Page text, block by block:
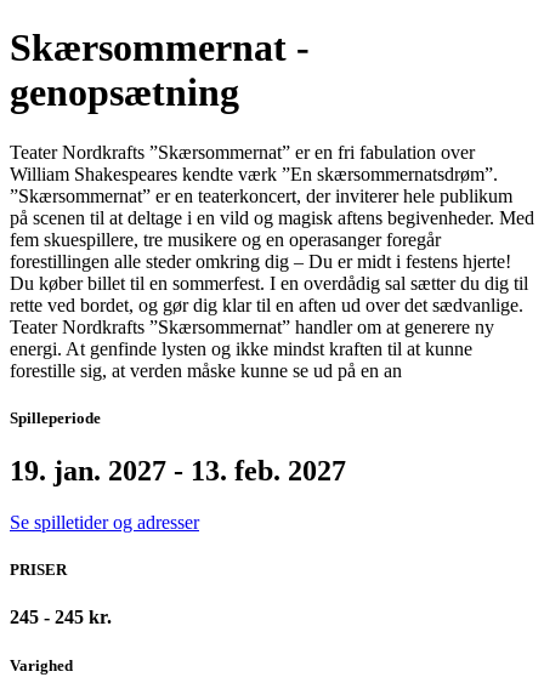
Skærsommernat -
genopsætning
Teater Nordkrafts ”Skærsommernat” er en fri fabulation over
William Shakespeares kendte værk ”En skærsommernatsdrøm”.
”Skærsommernat” er en teaterkoncert, der inviterer hele publikum
på scenen til at deltage i en vild og magisk aftens begivenheder. Med
fem skuespillere, tre musikere og en operasanger foregår
forestillingen alle steder omkring dig – Du er midt i festens hjerte!
Du køber billet til en sommerfest. I en overdådig sal sætter du dig til
rette ved bordet, og gør dig klar til en aften ud over det sædvanlige.
Teater Nordkrafts ”Skærsommernat” handler om at generere ny
energi. At genfinde lysten og ikke mindst kraften til at kunne
forestille sig, at verden måske kunne se ud på en an
Spilleperiode
19. jan. 2027 - 13. feb. 2027
Se spilletider og adresser
PRISER
245 - 245 kr.
Varighed